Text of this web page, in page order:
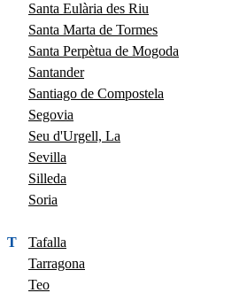
Santa Eulària des Riu
Santa Marta de Tormes
Santa Perpètua de Mogoda
Santander
Santiago de Compostela
Segovia
Seu d'Urgell, La
Sevilla
Silleda
Soria
T
Tafalla
Tarragona
Teo